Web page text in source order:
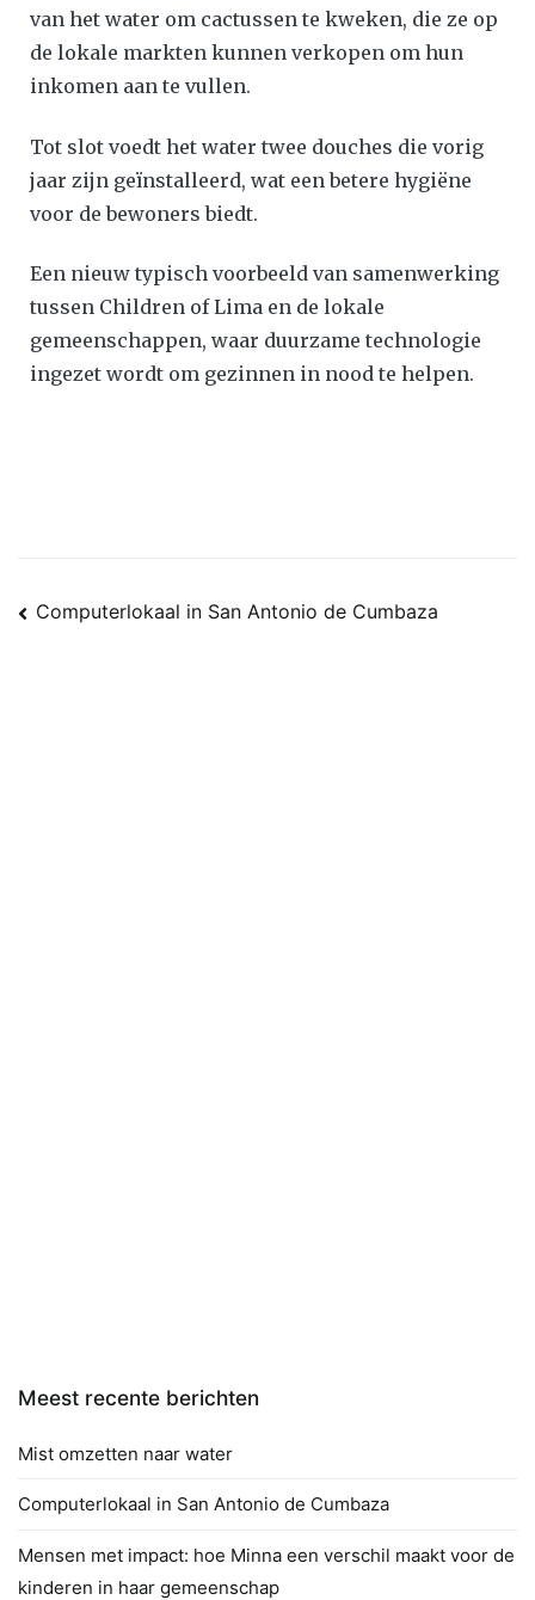
van het water om cactussen te kweken, die ze op
de lokale markten kunnen verkopen om hun
inkomen aan te vullen.
Tot slot voedt het water twee douches die vorig
jaar zijn geïnstalleerd, wat een betere hygiëne
voor de bewoners biedt.
Een nieuw typisch voorbeeld van samenwerking
tussen Children of Lima en de lokale
gemeenschappen, waar duurzame technologie
ingezet wordt om gezinnen in nood te helpen.
Computerlokaal in San Antonio de Cumbaza
Meest recente berichten
Mist omzetten naar water
Computerlokaal in San Antonio de Cumbaza
Mensen met impact: hoe Minna een verschil maakt voor de
kinderen in haar gemeenschap